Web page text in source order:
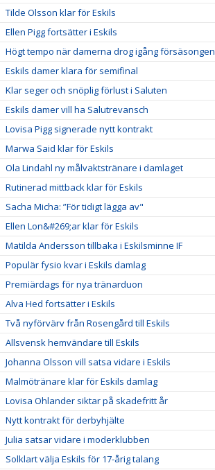
Tilde Olsson klar för Eskils
Ellen Pigg fortsätter i Eskils
Högt tempo när damerna drog igång försäsongen
Eskils damer klara för semifinal
Klar seger och snöplig förlust i Saluten
Eskils damer vill ha Salutrevansch
Lovisa Pigg signerade nytt kontrakt
Marwa Said klar för Eskils
Ola Lindahl ny målvaktstränare i damlaget
Rutinerad mittback klar för Eskils
Sacha Micha: ”För tidigt lägga av"
Ellen Lon&#269;ar klar för Eskils
Matilda Andersson tillbaka i Eskilsminne IF
Populär fysio kvar i Eskils damlag
Premiärdags för nya tränarduon
Alva Hed fortsätter i Eskils
Två nyförvärv från Rosengård till Eskils
Allsvensk hemvändare till Eskils
Johanna Olsson vill satsa vidare i Eskils
Malmötränare klar för Eskils damlag
Lovisa Ohlander siktar på skadefritt år
Nytt kontrakt för derbyhjälte
Julia satsar vidare i moderklubben
Solklart välja Eskils för 17-årig talang